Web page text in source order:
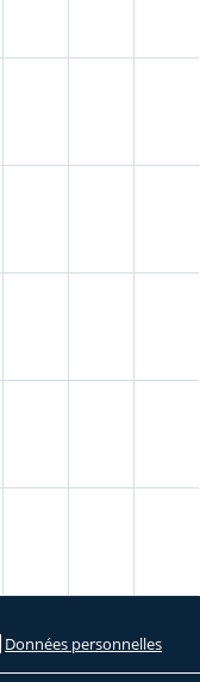
Données personnelles